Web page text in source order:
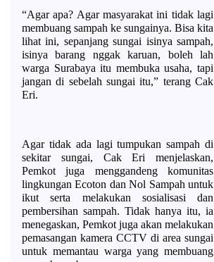
“Agar apa? Agar masyarakat ini tidak lagi
membuang sampah ke sungainya. Bisa kita
lihat ini, sepanjang sungai isinya sampah,
isinya barang nggak karuan, boleh lah
warga Surabaya itu membuka usaha, tapi
jangan di sebelah sungai itu,” terang Cak
Eri.
Agar tidak ada lagi tumpukan sampah di
sekitar sungai, Cak Eri menjelaskan,
Pemkot juga menggandeng komunitas
lingkungan Ecoton dan Nol Sampah untuk
ikut serta melakukan sosialisasi dan
pembersihan sampah. Tidak hanya itu, ia
menegaskan, Pemkot juga akan melakukan
pemasangan kamera CCTV di area sungai
untuk memantau warga yang membuang